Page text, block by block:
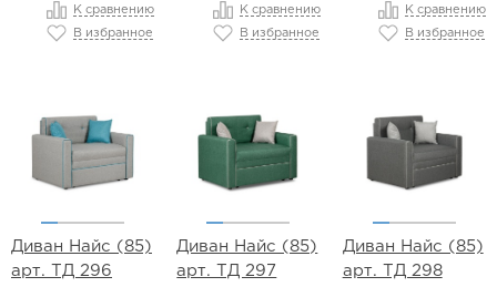
К сравнению
В избранное
К сравнению
В избранное
К сравнению
В избранное
Диван Найс (85)
арт. ТД 296
Диван Найс (85)
арт. ТД 297
Диван Найс (85)
арт. ТД 298